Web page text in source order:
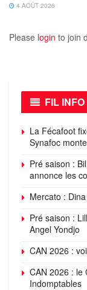
4 AOÛT 2026
Please login to join
FIL INFO
La Fécafoot
Synafoc
Pré saison :
annonce les
Mercato :
Pré saison :
Angel Yondjo
CAN 2026 :
CAN 2026 : le
Indomptables